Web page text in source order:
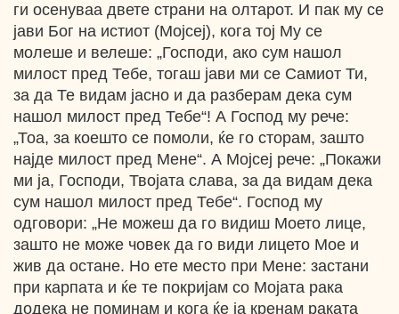
ги осенуваа двете страни на олтарот. И пак му се
јави Бог на истиот (Мојсеј), кога тој Му се
молеше и велеше: „Господи, ако сум нашол
милост пред Тебе, тогаш јави ми се Самиот Ти,
за да Те видам јасно и да разберам дека сум
нашол милост пред Тебе“! А Господ му рече:
„Тоа, за коешто се помоли, ќе го сторам, зашто
најде милост пред Мене“. А Мојсеј рече: „Покажи
ми ја, Господи, Твојата слава, за да видам дека
сум нашол милост пред Тебе“. Господ му
одговори: „Не можеш да го видиш Моето лице,
зашто не може човек да го види лицето Мое и
жив да остане. Но ете место при Мене: застани
при карпата и ќе те покријам со Мојата рака
додека не поминам и кога ќе ја кренам раката